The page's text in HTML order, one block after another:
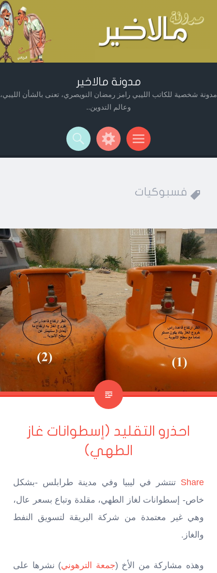
مدونة مالاخير
مدونة شخصية للكاتب الليبي رامز رمضان النويصري، تعنى بالشأن الليبي،
وعالم التدوين..
Menu
Widgets
Search
فسبوكيات
احذرو التقليد (إسطوانات غاز
الطهي)
Share تنتشر في ليبيا وفي مدينة طرابلس -بشكل
خاص- إسطوانات لغاز الطهي، مقلدة وتباع بسعر عال،
وهي غير معتمدة من شركة البريقة لتسويق النفط
والغاز.
وهذه مشاركة من الأخ (جمعة الترهوني) نشرها على